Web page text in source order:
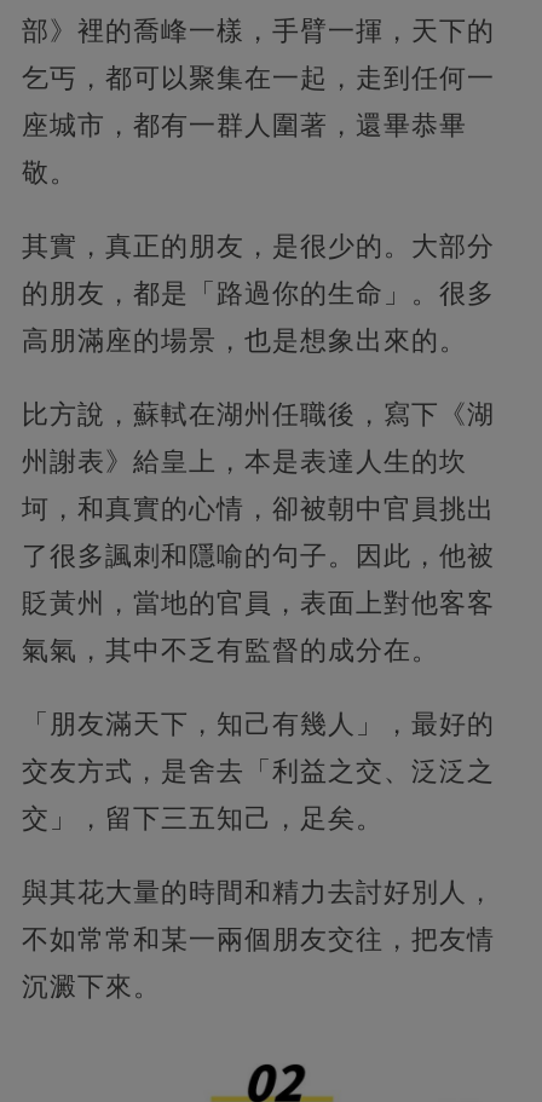
部》裡的喬峰一樣，手臂一揮，天下的
乞丐，都可以聚集在一起，走到任何一
座城市，都有一群人圍著，還畢恭畢
敬。
其實，真正的朋友，是很少的。大部分
的朋友，都是「路過你的生命」。很多
高朋滿座的場景，也是想象出來的。
比方說，蘇軾在湖州任職後，寫下《湖
州謝表》給皇上，本是表達人生的坎
坷，和真實的心情，卻被朝中官員挑出
了很多諷刺和隱喻的句子。因此，他被
貶黃州，當地的官員，表面上對他客客
氣氣，其中不乏有監督的成分在。
「朋友滿天下，知己有幾人」，最好的
交友方式，是舍去「利益之交、泛泛之
交」，留下三五知己，足矣。
與其花大量的時間和精力去討好別人，
不如常常和某一兩個朋友交往，把友情
沉澱下來。